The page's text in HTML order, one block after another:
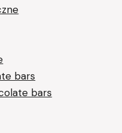
bars
bars